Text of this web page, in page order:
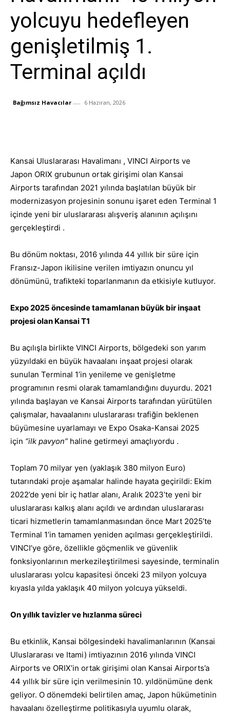
yolcuyu hedefleyen
genişletilmiş 1.
Terminal açıldı
Bağımsız Havacılar 6 Haziran, 2026
Kansai Uluslararası Havalimanı , VINCI Airports ve
Japon ORIX grubunun ortak girişimi olan Kansai
Airports tarafından 2021 yılında başlatılan büyük bir
modernizasyon projesinin sonunu işaret eden Terminal 1
içinde yeni bir uluslararası alışveriş alanının açılışını
gerçekleştirdi .
Bu dönüm noktası, 2016 yılında 44 yıllık bir süre için
Fransız-Japon ikilisine verilen imtiyazın onuncu yıl
dönümünü, trafikteki toparlanmanın da etkisiyle kutluyor.
Expo 2025 öncesinde tamamlanan büyük bir inşaat
projesi olan Kansai T1
Bu açılışla birlikte VINCI Airports, bölgedeki son yarım
yüzyıldaki en büyük havaalanı inşaat projesi olarak
sunulan Terminal 1’in yenileme ve genişletme
programının resmi olarak tamamlandığını duyurdu. 2021
yılında başlayan ve Kansai Airports tarafından yürütülen
çalışmalar, havaalanını uluslararası trafiğin beklenen
büyümesine uyarlamayı ve Expo Osaka-Kansai 2025
için “ilk pavyon” haline getirmeyi amaçlıyordu .
Toplam 70 milyar yen (yaklaşık 380 milyon Euro)
tutarındaki proje aşamalar halinde hayata geçirildi: Ekim
2022’de yeni bir iç hatlar alanı, Aralık 2023’te yeni bir
uluslararası kalkış alanı açıldı ve ardından uluslararası
ticari hizmetlerin tamamlanmasından önce Mart 2025’te
Terminal 1’in tamamen yeniden açılması gerçekleştirildi.
VINCI’ye göre, özellikle göçmenlik ve güvenlik
fonksiyonlarının merkezileştirilmesi sayesinde, terminalin
uluslararası yolcu kapasitesi önceki 23 milyon yolcuya
kıyasla yılda yaklaşık 40 milyon yolcuya yükseldi.
On yıllık tavizler ve hızlanma süreci
Bu etkinlik, Kansai bölgesindeki havalimanlarının (Kansai
Uluslararası ve Itami) imtiyazının 2016 yılında VINCI
Airports ve ORIX’in ortak girişimi olan Kansai Airports’a
44 yıllık bir süre için verilmesinin 10. yıldönümüne denk
geliyor. O dönemdeki belirtilen amaç, Japon hükümetinin
havaalanı özelleştirme politikasıyla uyumlu olarak,